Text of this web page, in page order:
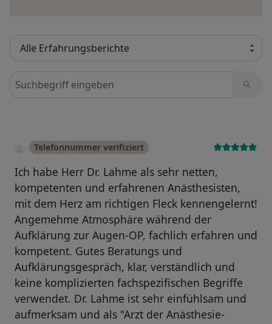
Bewertungen durchsuchen
Telefonnummer verifiziert
Ich habe Herr Dr. Lahme als sehr netten,
kompetenten und erfahrenen Anästhesisten,
mit dem Herz am richtigen Fleck kennengelernt!
Angemehme Atmosphäre während der
Aufklärung zur Augen-OP, fachlich erfahren und
kompetent. Gutes Beratungs und
Aufklärungsgespräch, klar, verständlich und
keine komplizierten fachspezifischen Begriffe
verwendet. Dr. Lahme ist sehr einfühlsam und
aufmerksam und als "Arzt der Anästhesie-